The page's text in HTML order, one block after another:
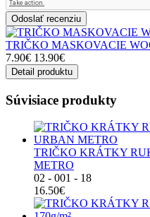
Odoslať recenziu
TRIČKO MASKOVACIE
7.90€ 13.90€
Detail produktu
Súvisiace produkty
TRIČKO KRÁTKY
METRO
02 - 001 - 18
16.50€